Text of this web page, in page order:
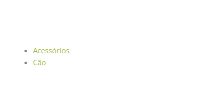
Acessórios
Cão